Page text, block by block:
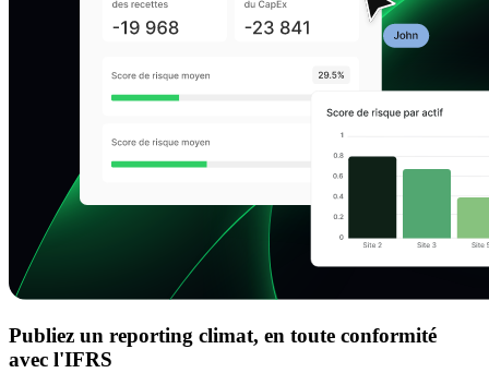
Publiez un reporting climat, en toute conformité
avec l'IFRS